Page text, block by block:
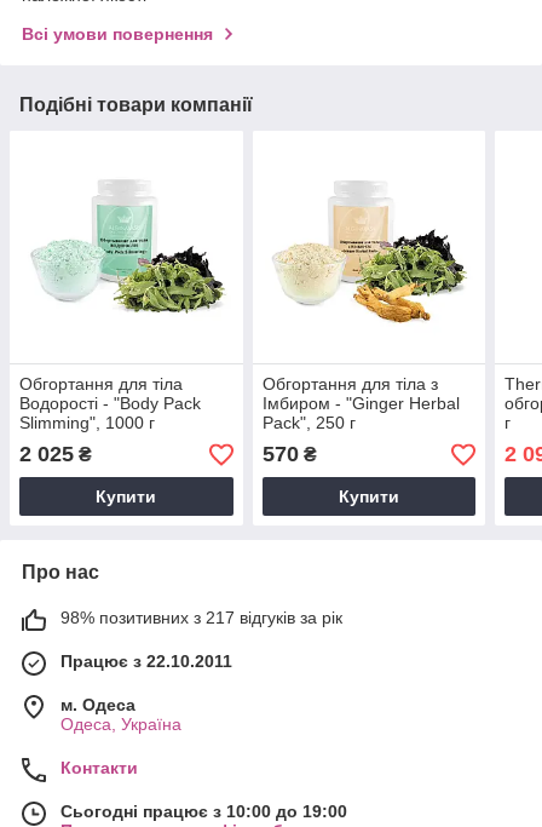
Всі умови повернення
Подібні товари компанії
Обгортання для тіла
Водорості - "Body Pack
Slimming", 1000 г
2 025 ₴
Купити
Обгортання для тіла з
Імбиром - "Ginger Herbal
Pack", 250 г
570₴
Купити
г
2
Про нас
98% позитивних з 217 відгуків за рік
Працює з 22.10.2011
м. Одеса
Одеса, Україна
Контакти
Сьогодні працює з 10:00 до 19:00